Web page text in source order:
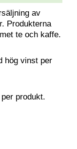
av
Produkterna
te och kaffe.
hög vinst per
produkt.